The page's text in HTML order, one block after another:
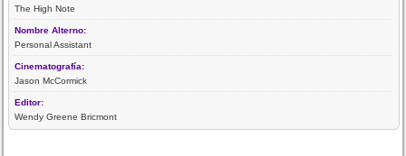
The High Note
Nombre Alterno:
Personal Assistant
Cinematografía:
Jason McCormick
Editor:
Wendy Greene Bricmont